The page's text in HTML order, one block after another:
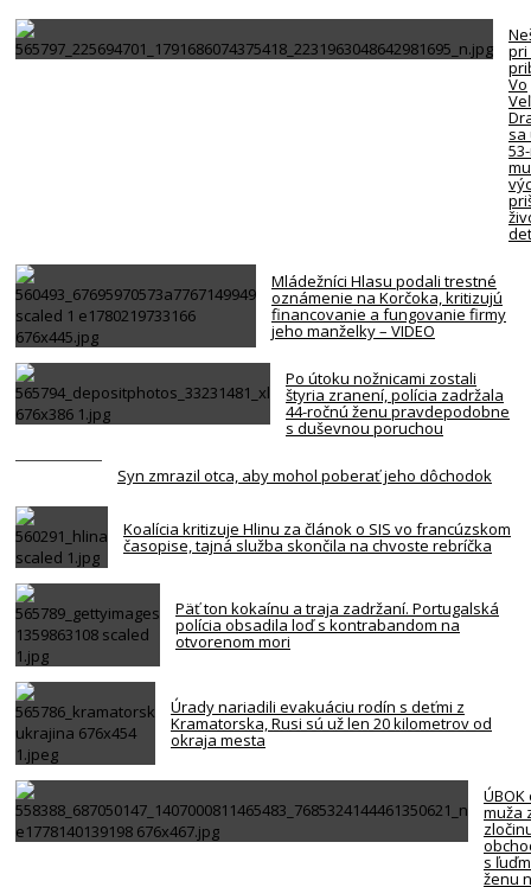
pri
Vo
sa
Mládežníci Hlasu podali trestné
oznámenie na Korčoka, kritizujú
financovanie a fungovanie firmy
jeho manželky – VIDEO
Po útoku nožnicami zostali
štyria zranení, polícia zadržala
44-ročnú ženu pravdepodobne
s duševnou poruchou
Syn zmrazil otca, aby mohol poberať jeho dôchodok
Koalícia kritizuje Hlinu za článok o SIS vo francúzskom
časopise, tajná služba skončila na chvoste rebríčka
Päť ton kokaínu a traja zadržaní. Portugalská
polícia obsadila loď s kontrabandom na
otvorenom mori
Úrady nariadili evakuáciu rodín s deťmi z
Kramatorska, Rusi sú už len 20 kilometrov od
okraja mesta
muža
s
ženu